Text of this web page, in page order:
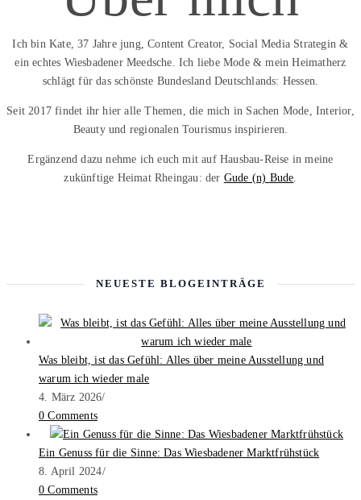
Ich bin Kate, 37 Jahre jung, Content Creator, Social Media Strategin &
ein echtes Wiesbadener Meedsche. Ich liebe Mode & mein Heimatherz
schlägt für das schönste Bundesland Deutschlands: Hessen.
Seit 2017 findet ihr hier alle Themen, die mich in Sachen Mode, Interior,
Beauty und regionalen Tourismus inspirieren.
Ergänzend dazu nehme ich euch mit auf Hausbau-Reise in meine
zukünftige Heimat Rheingau: der Gude (n) Bude
NEUESTE BLOGEINTRÄGE
Was bleibt, ist das Gefühl: Alles über meine Ausstellung und
warum ich wieder male
4. März 2026/
0 Comments
Ein Genuss für die Sinne: Das Wiesbadener Marktfrühstück
8. April 2024/
0 Comments